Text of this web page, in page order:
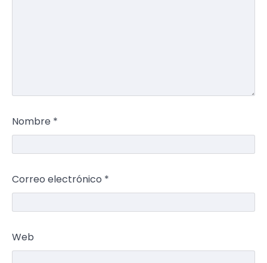
Nombre *
Correo electrónico *
Web